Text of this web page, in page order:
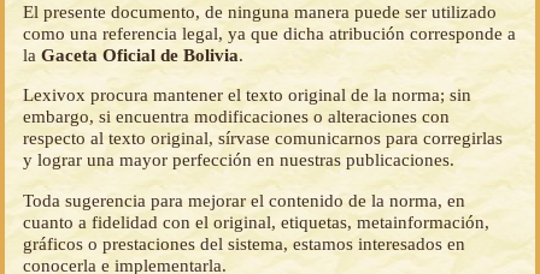
El presente documento, de ninguna manera puede ser utilizado
como una referencia legal, ya que dicha atribución corresponde a
laGaceta Oficial de Bolivia.
Lexivox procura mantener el texto original de la norma; sin
embargo, si encuentra modificaciones o alteraciones con
respecto al texto original, sírvase comunicarnos para corregirlas
y lograr una mayor perfección en nuestras publicaciones.
Toda sugerencia para mejorar el contenido de la norma, en
cuanto a fidelidad con el original, etiquetas, metainformación,
gráficos o prestaciones del sistema, estamos interesados en
conocerla e implementarla.